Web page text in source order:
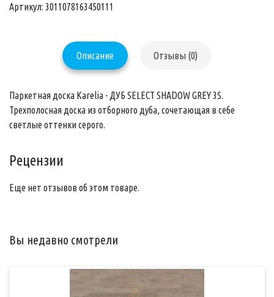
Артикул: 3011078163450111
Описание Отзывы (0)
Паркетная доска Karelia - ДУБ SELECT SHADOW GREY 3S.
Трехполосная доска из отборного дуба, сочетающая в себе
светлые оттенки серого.
Рецензии
Еще нет отзывов об этом товаре.
Вы недавно смотрели